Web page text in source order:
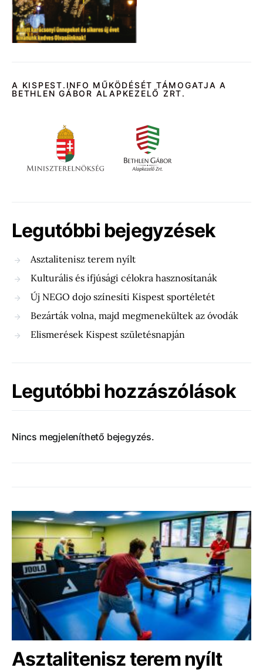
A KISPEST.INFO MŰKÖDÉSÉT TÁMOGATJA A
BETHLEN GÁBOR ALAPKEZELŐ ZRT.
Legutóbbi bejegyzések
Asztalitenisz terem nyílt
Kulturális és ifjúsági célokra hasznosítanák
Új NEGO dojo színesíti Kispest sportéletét
Bezárták volna, majd megmenekültek az óvodák
Elismerések Kispest születésnapján
Legutóbbi hozzászólások
Nincs megjeleníthető bejegyzés.
Asztalitenisz terem nyílt